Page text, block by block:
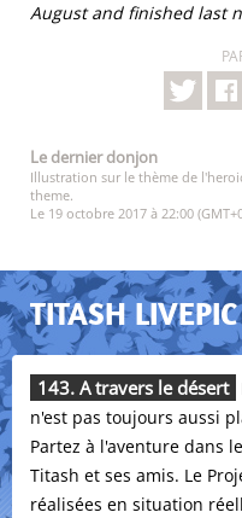
August and finished last
Le dernier donjon
Illustration sur le thème de
theme.
Le 19 octobre 2017 à 22:00
TITASH
143. A travers le désert
n'est pas toujours aussi
Partez à l'aventure dans
Titash et ses amis. Le
réalisées en situation